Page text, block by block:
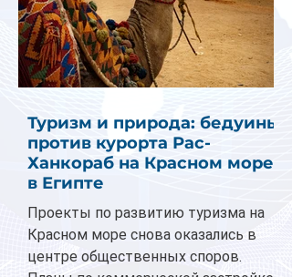
Туризм и природа: бедуины
против курорта Рас-
Ханкораб на Красном море
в Египте
Проекты по развитию туризма на
Красном море снова оказались в
центре общественных споров.